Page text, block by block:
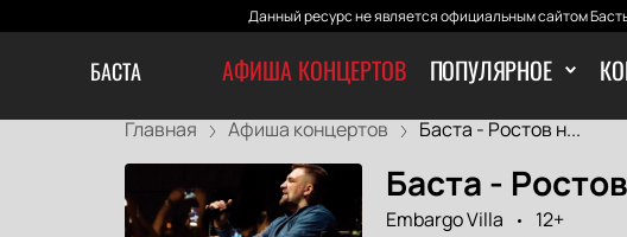
Данный ресурс не является официальным сайтом
БАСТА АФИША КОНЦЕРТОВ ПОПУЛЯРНОЕ
Главная Афиша концертов Баста - Ростов н...
Баста -
Embargo Villa
12+